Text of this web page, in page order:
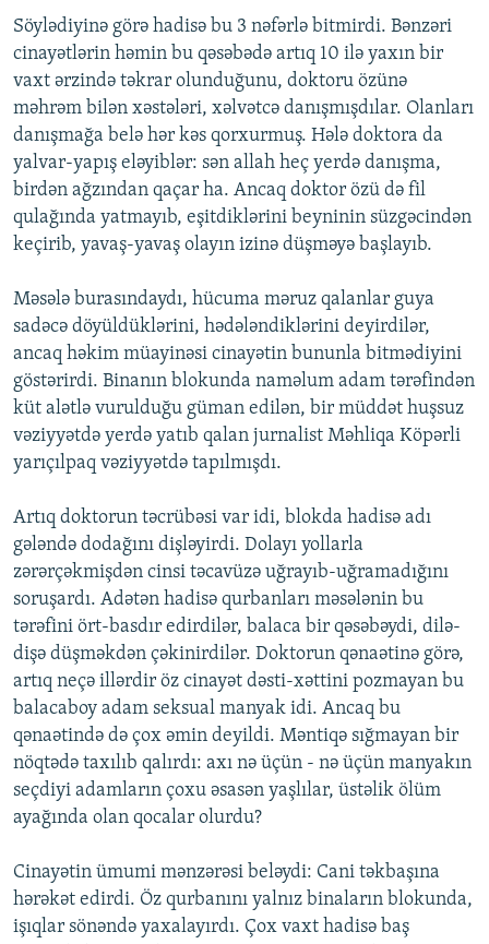
Söylədiyinə görə hadisə bu 3 nəfərlə bitmirdi. Bənzəri
cinayətlərin həmin bu qəsəbədə artıq 10 ilə yaxın bir
vaxt ərzində təkrar olunduğunu, doktoru özünə
məhrəm bilən xəstələri, xəlvətcə danışmışdılar. Olanları
danışmağa belə hər kəs qorxurmuş. Hələ doktora da
yalvar-yapış eləyiblər: sən allah heç yerdə danışma,
birdən ağzından qaçar ha. Ancaq doktor özü də fil
qulağında yatmayıb, eşitdiklərini beyninin süzgəcindən
keçirib, yavaş-yavaş olayın izinə düşməyə başlayıb.
Məsələ burasındaydı, hücuma məruz qalanlar guya
sadəcə döyüldüklərini, hədələndiklərini deyirdilər,
ancaq həkim müayinəsi cinayətin bununla bitmədiyini
göstərirdi. Binanın blokunda naməlum adam tərəfindən
küt alətlə vurulduğu güman edilən, bir müddət huşsuz
vəziyyətdə yerdə yatıb qalan jurnalist Məhliqa Köpərli
yarıçılpaq vəziyyətdə tapılmışdı.
Artıq doktorun təcrübəsi var idi, blokda hadisə adı
gələndə dodağını dişləyirdi. Dolayı yollarla
zərərçəkmişdən cinsi təcavüzə uğrayıb-uğramadığını
soruşardı. Adətən hadisə qurbanları məsələnin bu
tərəfini ört-basdır edirdilər, balaca bir qəsəbəydi, dilə-
dişə düşməkdən çəkinirdilər. Doktorun qənaətinə görə,
artıq neçə illərdir öz cinayət dəsti-xəttini pozmayan bu
balacaboy adam seksual manyak idi. Ancaq bu
qənaətində də çox əmin deyildi. Məntiqə sığmayan bir
nöqtədə taxılıb qalırdı: axı nə üçün - nə üçün manyakın
seçdiyi adamların çoxu əsasən yaşlılar, üstəlik ölüm
ayağında olan qocalar olurdu?
Cinayətin ümumi mənzərəsi beləydi: Cani təkbaşına
hərəkət edirdi. Öz qurbanını yalnız binaların blokunda,
işıqlar sönəndə yaxalayırdı. Çox vaxt hadisə baş